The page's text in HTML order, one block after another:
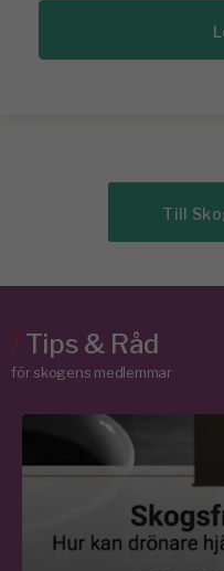
Till
/Tips & Råd
för skogens medlemmar